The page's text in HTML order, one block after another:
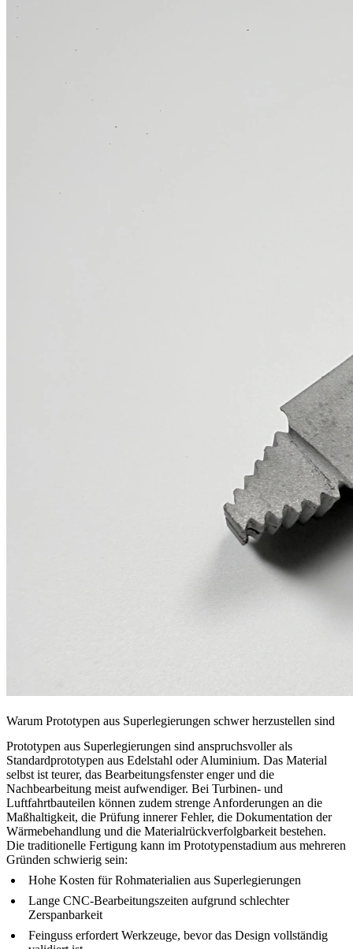
Warum Prototypen aus Superlegierungen schwer herzustellen sind
Prototypen aus Superlegierungen sind anspruchsvoller als
Standardprototypen aus Edelstahl oder Aluminium. Das Material
selbst ist teurer, das Bearbeitungsfenster enger und die
Nachbearbeitung meist aufwendiger. Bei Turbinen- und
Luftfahrtbauteilen können zudem strenge Anforderungen an die
Maßhaltigkeit, die Prüfung innerer Fehler, die Dokumentation der
Wärmebehandlung und die Materialrückverfolgbarkeit bestehen.
Die traditionelle Fertigung kann im Prototypenstadium aus mehreren
Gründen schwierig sein:
Hohe Kosten für Rohmaterialien aus Superlegierungen
Lange CNC-Bearbeitungszeiten aufgrund schlechter
Zerspanbarkeit
Feinguss erfordert Werkzeuge, bevor das Design vollständig